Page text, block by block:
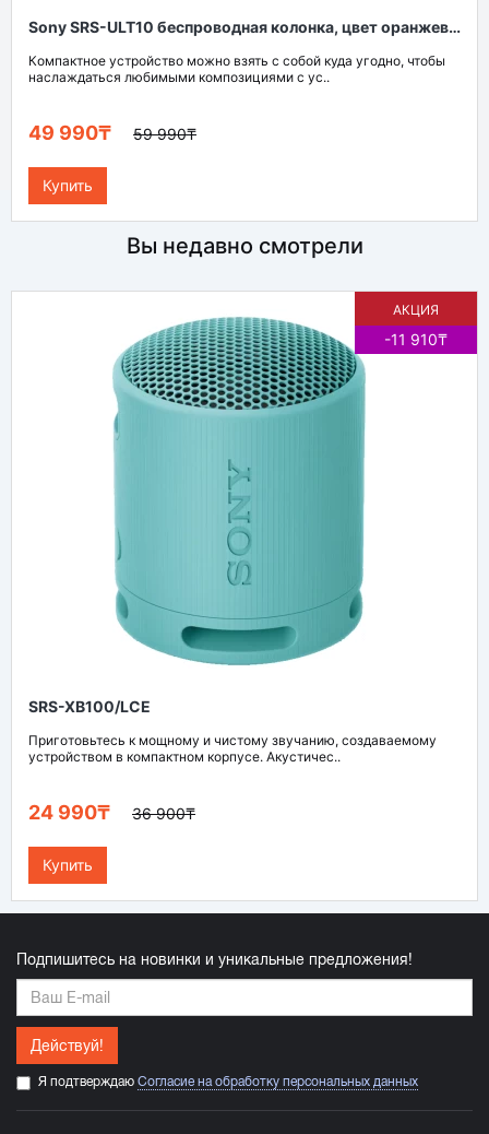
Sony SRS-ULT10 беспроводная колонка, цвет оранжевый
Компактное устройство можно взять с собой куда угодно, чтобы
наслаждаться любимыми композициями с ус..
49 990₸ 59 990₸
Купить
Вы недавно смотрели
АКЦИЯ
-11 910₸
SRS-XB100/LCE
Приготовьтесь к мощному и чистому звучанию, создаваемому
устройством в компактном корпусе. Акустичес..
24 990₸ 36 900₸
Купить
Подпишитесь на новинки и уникальные предложения!
Действуй!
Я подтверждаю Согласие на обработку персональных данных